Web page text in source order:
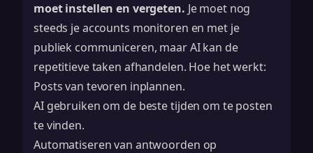
moet instellen en vergeten. Je moet nog
steeds je accounts monitoren en met je
publiek communiceren, maar AI kan de
repetitieve taken afhandelen. Hoe het werkt:
Posts van tevoren inplannen.
AI gebruiken om de beste tijden om te posten
te vinden.
Automatiseren van antwoorden op